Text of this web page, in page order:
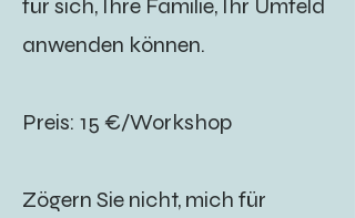
für sich, Ihre Familie, Ihr Umfeld
anwenden können.
Preis: 15 €/Workshop
Zögern Sie nicht, mich für